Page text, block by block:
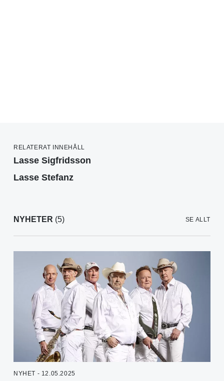
RELATERAT INNEHÅLL
Lasse Sigfridsson
Lasse Stefanz
NYHETER (5) SE ALLT
NYHET - 12.05.2025